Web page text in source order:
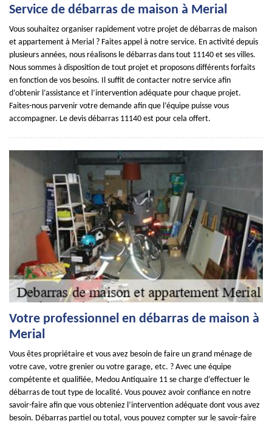
Service de débarras de maison à Merial
Vous souhaitez organiser rapidement votre projet de débarras de maison
et appartement à Merial ? Faites appel à notre service. En activité depuis
plusieurs années, nous réalisons le débarras dans tout 11140 et ses villes.
Nous sommes à disposition de tout projet et proposons différents forfaits
en fonction de vos besoins. Il suffit de contacter notre service afin
d’obtenir l’assistance et l’intervention adéquate pour chaque projet.
Faites-nous parvenir votre demande afin que l’équipe puisse vous
accompagner. Le devis débarras 11140 est pour cela offert.
Votre professionnel en débarras de maison à
Merial
Vous êtes propriétaire et vous avez besoin de faire un grand ménage de
votre cave, votre grenier ou votre garage, etc. ? Avec une équipe
compétente et qualifiée, Medou Antiquaire 11 se charge d’effectuer le
débarras de tout type de localité. Vous pouvez avoir confiance en notre
savoir-faire afin que vous obteniez l’intervention adéquate dont vous avez
besoin. Débarras partiel ou total, vous pouvez compter sur le savoir-faire